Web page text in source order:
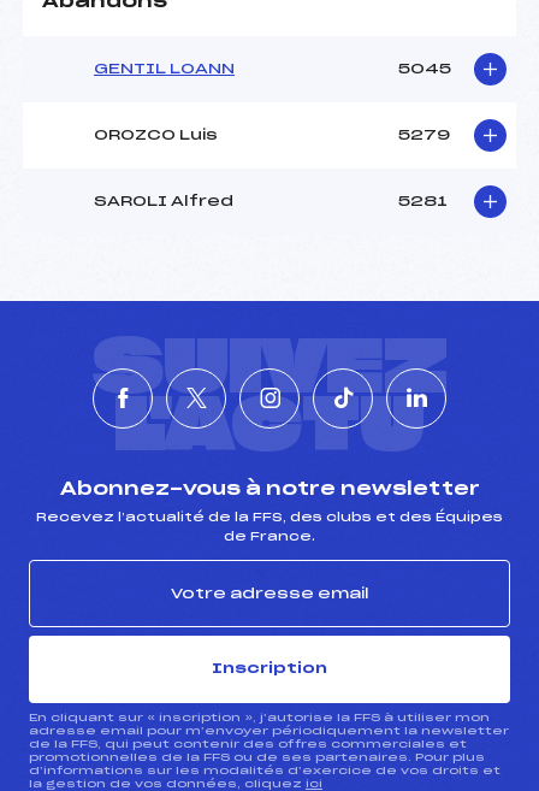
GENTIL LOANN 5045
OROZCO Luis 5279
SAROLI Alfred 5281
SUIVEZ
L'ACTU
Abonnez-vous à notre newsletter
Recevez l’actualité de la FFS, des clubs et des Équipes
de France.
Inscription
En cliquant sur « inscription », j’autorise la FFS à utiliser mon
adresse email pour m’envoyer périodiquement la newsletter
de la FFS, qui peut contenir des offres commerciales et
promotionnelles de la FFS ou de ses partenaires. Pour plus
d’informations sur les modalités d’exercice de vos droits et
la gestion de vos données, cliquez ici